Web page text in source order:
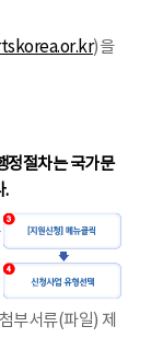
)을
정절차는 국가문
.
부서류(파일) 제